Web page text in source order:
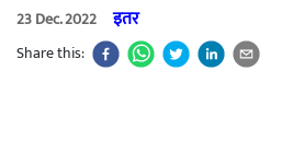
23 Dec. 2022 इतर
Share this: